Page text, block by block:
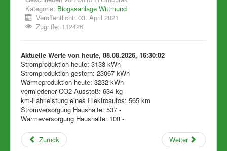
Kategorie: Biogasanlage Wittmund
Veröffentlicht: 03. April 2021
Zugriffe: 112426
Aktuelle Werte von heute, 08.08.2026, 16:30:02
Stromproduktion heute: 3138 kWh
Stromproduktion gestern: 23067 kWh
Wärmeproduktion heute: 3232 kWh
vermiedener CO2 Ausstoß: 634 kg
km-Fahrleistung eines Elektroautos: 565 km
Stromversorgung Haushalte: 537 -
Wärmeversorgung Haushalte: 108 -
Zurück Weiter